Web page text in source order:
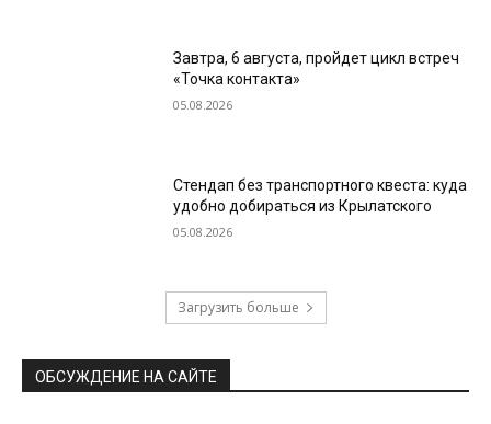
Завтра, 6 августа, пройдет цикл встреч
«Точка контакта»
05.08.2026
Стендап без транспортного квеста: куда
удобно добираться из Крылатского
05.08.2026
Загрузить больше
ОБСУЖДЕНИЕ НА САЙТЕ